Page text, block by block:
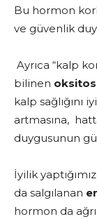
Bu hormon
ve güvenlik
Ayrıca “kalp
bilinen
kalp sağlığını
artmasına,
duygusunun
İyilik
da salgılanan
hormon da